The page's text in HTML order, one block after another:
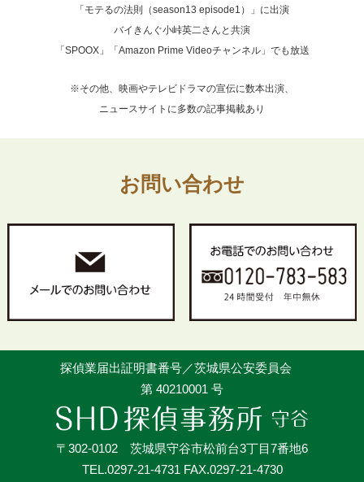
「モテるの法則（season13 episode1）」に出演
バイきんぐ小峠英二さんと共演
「SPOOX」「Amazon Prime Videoチャンネル」でも放送
※その他、映画やテレビドラマの宣伝に数本出演、
ニュースサイトに多数の記事掲載あり
お問い合わせ
探偵業届出証明書番号／茨城県公安委員会
第 40210001 号
〒302-0102 茨城県守谷市松前台3丁目7番地6
TEL.0297-21-4731 FAX.0297-21-4730